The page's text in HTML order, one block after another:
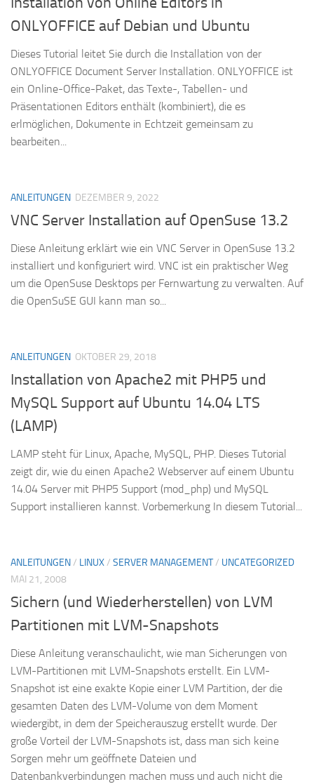
ONLYOFFICE auf Debian und Ubuntu
Dieses Tutorial leitet Sie durch die Installation von der
ONLYOFFICE Document Server Installation. ONLYOFFICE ist
ein Online-Office-Paket, das Texte-, Tabellen- und
Präsentationen Editors enthält (kombiniert), die es
erlmöglichen, Dokumente in Echtzeit gemeinsam zu
bearbeiten...
ANLEITUNGEN DEZEMBER 9, 2022
VNC Server Installation auf OpenSuse 13.2
Diese Anleitung erklärt wie ein VNC Server in OpenSuse 13.2
installiert und konfiguriert wird. VNC ist ein praktischer Weg
um die OpenSuse Desktops per Fernwartung zu verwalten. Auf
die OpenSuSE GUI kann man so...
ANLEITUNGEN OKTOBER 29, 2018
Installation von Apache2 mit PHP5 und
MySQL Support auf Ubuntu 14.04 LTS
(LAMP)
LAMP steht für Linux, Apache, MySQL, PHP. Dieses Tutorial
zeigt dir, wie du einen Apache2 Webserver auf einem Ubuntu
14.04 Server mit PHP5 Support (mod_php) und MySQL
Support installieren kannst. Vorbemerkung In diesem Tutorial...
ANLEITUNGEN/ LINUX/ SERVER MANAGEMENT/ UNCATEGORIZED
MAI 21, 2008
Sichern (und Wiederherstellen) von LVM
Partitionen mit LVM-Snapshots
Diese Anleitung veranschaulicht, wie man Sicherungen von
LVM-Partitionen mit LVM-Snapshots erstellt. Ein LVM-
Snapshot ist eine exakte Kopie einer LVM Partition, der die
gesamten Daten des LVM-Volume von dem Moment
wiedergibt, in dem der Speicherauszug erstellt wurde. Der
große Vorteil der LVM-Snapshots ist, dass man sich keine
Sorgen mehr um geöffnete Dateien und
Datenbankverbindungen machen muss und auch nicht die